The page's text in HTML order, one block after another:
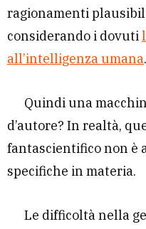
ragionamenti
considerando i dovuti
all’intelligenza umana.
Quindi una
d’autore? In realtà,
fantascientifico non è
specifiche in materia.
Le difficoltà nella